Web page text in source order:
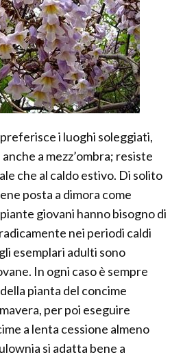
i luoghi soleggiati,
a mezz’ombra; resiste
che al caldo estivo. Di solito
posta a dimora come
giovani hanno bisogno di
nei periodi caldi
esemplari adulti sono
In ogni caso è sempre
pianta del concime
per poi eseguire
a lenta cessione almeno
si adatta bene a